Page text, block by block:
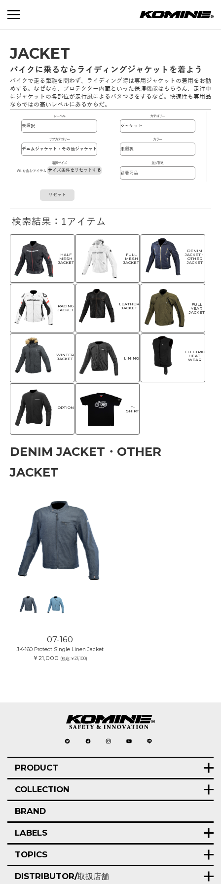
JACKET
バイクに乗るならライディングジャケットを着よう
バイクで走る距離を問わず、ライディング時は専用ジャケットの着用をお勧
めする。なぜなら、プロテクター内蔵といった保護機能はもちろん、走行中
にジャケットの各部位が走行風によるバタつきをするなど。快適性も専用品
ならではの高いレベルにあるからだ。
レーベル カテゴリー
サブカテゴリー カラー
選択サイズ
WLを含むアイテム サイズ条件をリセットする
並び替え
リセット
検索結果：1アイテム
HALF
MESH
JACKET
FULL
MESH
JACKET
DENIM
JACKET・
OTHER
JACKET
RACING
JACKET
LEATHER
JACKET
FULL
YEAR
JACKET
WINTER
JACKET
LINING
ELECTRIC
HEAT
WEAR
OPTION
T-
SHIRT
DENIM JACKET・OTHER
JACKET
07-160
JK-160 Protect Single Linen Jacket
￥21,000 (税込:￥23,100)
PRODUCT
COLLECTION
BRAND
LABELS
TOPICS
DISTRIBUTOR/取扱店舗